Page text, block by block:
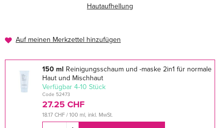
Hautaufhellung
Auf meinen Merkzettel hinzufügen
150 ml Reinigungsschaum und -maske 2in1 für normale
Haut und Mischhaut
verfügbar 4-10 Stück
Code 52473
27.25 CHF
18.17 CHF / 100 ml, inkl. MwSt.